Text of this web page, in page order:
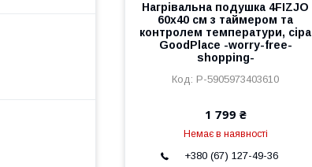
Нагрівальна подушка 4FIZJO
60х40 см з таймером та
контролем температури, сіра
GoodPlace -worry-free-
shopping-
P-5905973403610
1 799 ₴
Немає в наявності
+380 (67) 127-49-36